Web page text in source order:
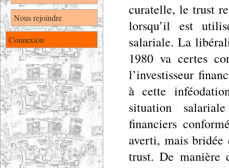
Nous rejoindre
Connexion
curatelle, le trust
lorsqu’il est
salariale. La
1980 va certes
l’investisseur
à cette
situation
financiers
averti, mais bridée
trust. De manière